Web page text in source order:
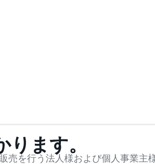
ます。
を行う法人様および個人事業主